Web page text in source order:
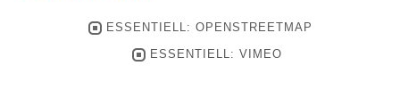
ESSENTIELL: OPENSTREETMAP
ESSENTIELL: VIMEO